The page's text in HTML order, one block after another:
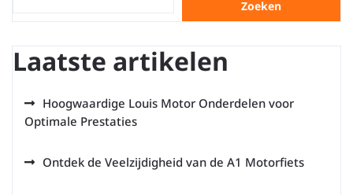
Zoeken
Laatste artikelen
Hoogwaardige Louis Motor Onderdelen voor
Optimale Prestaties
Ontdek de Veelzijdigheid van de A1 Motorfiets